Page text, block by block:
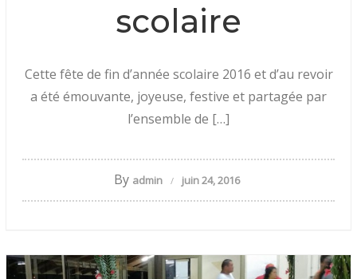
scolaire
Cette fête de fin d’année scolaire 2016 et d’au revoir
a été émouvante, joyeuse, festive et partagée par
l’ensemble de […]
By admin juin 24, 2016